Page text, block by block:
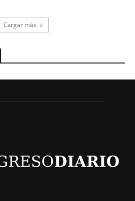
Cargar más